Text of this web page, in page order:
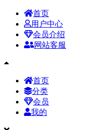
首页
用户中心
会员介绍
网站客服
首页
分类
会员
我的